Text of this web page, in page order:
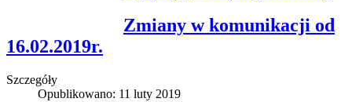
Zmiany w komunikacji od
16.02.2019r.
Szczegóły
Opublikowano: 11 luty 2019